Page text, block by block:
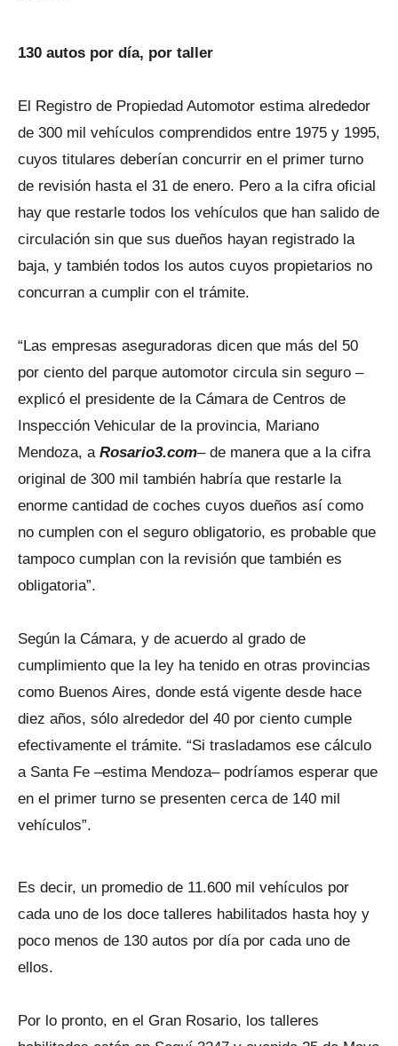
130 autos por día, por taller
El Registro de Propiedad Automotor estima alrededor
de 300 mil vehículos comprendidos entre 1975 y 1995,
cuyos titulares deberían concurrir en el primer turno
de revisión hasta el 31 de enero. Pero a la cifra oficial
hay que restarle todos los vehículos que han salido de
circulación sin que sus dueños hayan registrado la
baja, y también todos los autos cuyos propietarios no
concurran a cumplir con el trámite.
“Las empresas aseguradoras dicen que más del 50
por ciento del parque automotor circula sin seguro –
explicó el presidente de la Cámara de Centros de
Inspección Vehicular de la provincia, Mariano
Mendoza, aRosario3.com– de manera que a la cifra
original de 300 mil también habría que restarle la
enorme cantidad de coches cuyos dueños así como
no cumplen con el seguro obligatorio, es probable que
tampoco cumplan con la revisión que también es
obligatoria”.
Según la Cámara, y de acuerdo al grado de
cumplimiento que la ley ha tenido en otras provincias
como Buenos Aires, donde está vigente desde hace
diez años, sólo alrededor del 40 por ciento cumple
efectivamente el trámite. “Si trasladamos ese cálculo
a Santa Fe –estima Mendoza– podríamos esperar que
en el primer turno se presenten cerca de 140 mil
vehículos”.
Es decir, un promedio de 11.600 mil vehículos por
cada uno de los doce talleres habilitados hasta hoy y
poco menos de 130 autos por día por cada uno de
ellos.
Por lo pronto, en el Gran Rosario, los talleres